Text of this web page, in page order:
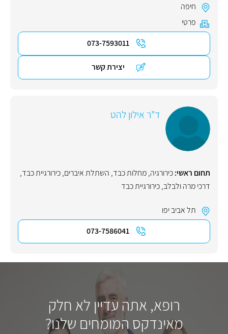
חיפה
פרטי
073-7593011
יצירת קשר
ד"ר אילון להט
תחום ראשי:כירורגיה,מחלות כבד, השתלת איברים,כירורגיית כבד,
דרכי מרה ולבלב,כירורגיית כבד
תל אביב יפו
073-7586041
רופא, אתה עדיין לא חלק
מאינדקס המומחים שלנו?